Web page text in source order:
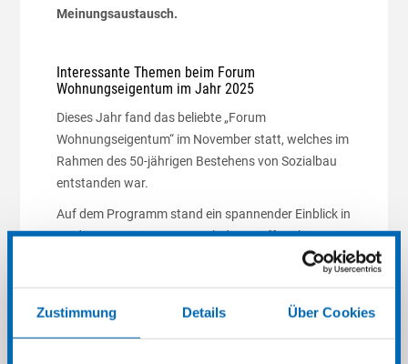
Zustimmung Details Über Cookies
Meinungsaustausch.
Interessante Themen beim Forum
Wohnungseigentum im Jahr 2025
Dieses Jahr fand das beliebte „Forum
Wohnungseigentum“ im November statt, welches im
Rahmen des 50-jährigen Bestehens von Sozialbau
entstanden war.
Auf dem Programm stand ein spannender Einblick in
moderne Bauprozesse. Nach dem Treffpunkt am
Sozialbaugebäude machten sich alle gemeinsam
beeindruckende Führung durch das Fertigteilwerk.